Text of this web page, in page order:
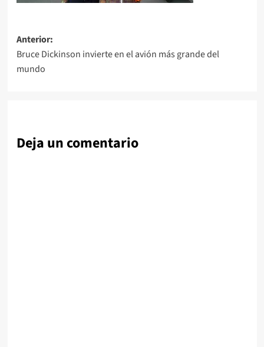
Navegación
de
entradas
Anterior:
Bruce Dickinson invierte en el avión más grande del
mundo
Deja un comentario